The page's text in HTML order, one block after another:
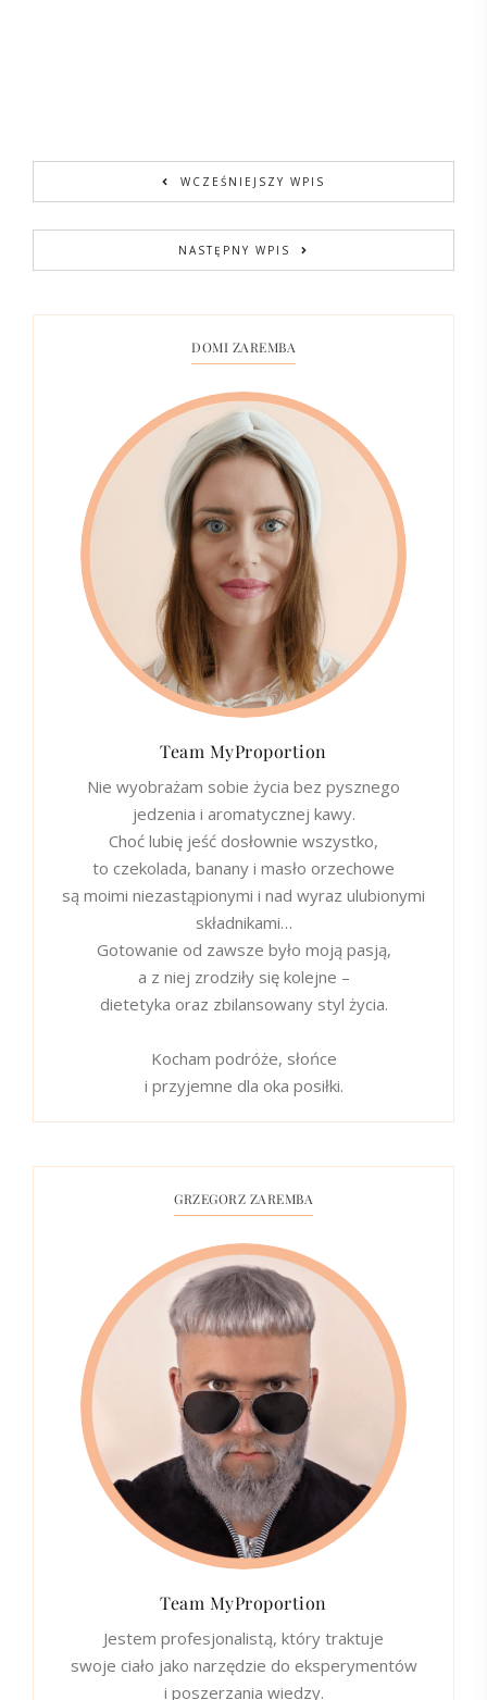
WCZEŚNIEJSZY WPIS
NASTĘPNY WPIS
DOMI ZAREMBA
Team MyProportion
Nie wyobrażam sobie życia bez pysznego
jedzenia i aromatycznej kawy.
Choć lubię jeść dosłownie wszystko,
to czekolada, banany i masło orzechowe
są moimi niezastąpionymi i nad wyraz ulubionymi
składnikami…
Gotowanie od zawsze było moją pasją,
a z niej zrodziły się kolejne –
dietetyka oraz zbilansowany styl życia.
Kocham podróże, słońce
i przyjemne dla oka posiłki.
GRZEGORZ ZAREMBA
Team MyProportion
Jestem profesjonalistą, który traktuje
swoje ciało jako narzędzie do eksperymentów
i poszerzania wiedzy.